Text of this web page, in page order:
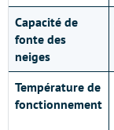
Capacité de
fonte des
neiges
Température de
fonctionnement